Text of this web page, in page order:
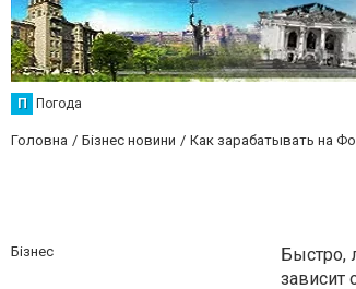
П Погода
Головна Бізнес новини Как зарабатывать на
Бізнес
Быстро,
зависит